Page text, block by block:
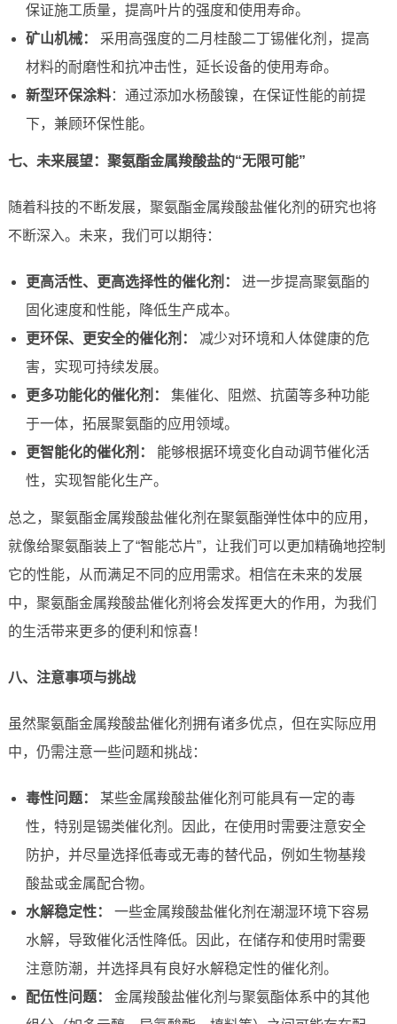
保证施工质量，提高叶片的强度和使用寿命。
矿山机械：
采用高强度的二月桂酸二丁锡催化剂，提高
材料的耐磨性和抗冲击性，延长设备的使用寿命。
新型环保涂料：通过添加水杨酸镍，在保证性能的前提
下，兼顾环保性能。
七、未来展望：聚氨酯金属羧酸盐的“无限可能”
随着科技的不断发展，聚氨酯金属羧酸盐催化剂的研究也将
不断深入。未来，我们可以期待：
更高活性、更高选择性的催化剂：
进一步提高聚氨酯的
固化速度和性能，降低生产成本。
更环保、更安全的催化剂：
减少对环境和人体健康的危
害，实现可持续发展。
更多功能化的催化剂：
集催化、阻燃、抗菌等多种功能
于一体，拓展聚氨酯的应用领域。
更智能化的催化剂：
能够根据环境变化自动调节催化活
性，实现智能化生产。
总之，聚氨酯金属羧酸盐催化剂在聚氨酯弹性体中的应用，
就像给聚氨酯装上了“智能芯片”，让我们可以更加精确地控制
它的性能，从而满足不同的应用需求。相信在未来的发展
中，聚氨酯金属羧酸盐催化剂将会发挥更大的作用，为我们
的生活带来更多的便利和惊喜！
八、注意事项与挑战
虽然聚氨酯金属羧酸盐催化剂拥有诸多优点，但在实际应用
中，仍需注意一些问题和挑战：
毒性问题：
某些金属羧酸盐催化剂可能具有一定的毒
性，特别是锡类催化剂。因此，在使用时需要注意安全
防护，并尽量选择低毒或无毒的替代品，例如生物基羧
酸盐或金属配合物。
水解稳定性：
一些金属羧酸盐催化剂在潮湿环境下容易
水解，导致催化活性降低。因此，在储存和使用时需要
注意防潮，并选择具有良好水解稳定性的催化剂。
配伍性问题：
金属羧酸盐催化剂与聚氨酯体系中的其他